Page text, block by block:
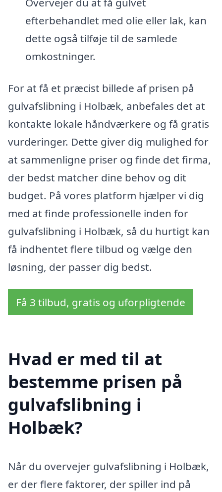
efterbehandlet med olie eller lak, kan
dette også tilføje til de samlede
omkostninger.
For at få et præcist billede af prisen på
gulvafslibning i Holbæk, anbefales det at
kontakte lokale håndværkere og få gratis
vurderinger. Dette giver dig mulighed for
at sammenligne priser og finde det firma,
der bedst matcher dine behov og dit
budget. På vores platform hjælper vi dig
med at finde professionelle inden for
gulvafslibning i Holbæk, så du hurtigt kan
få indhentet flere tilbud og vælge den
løsning, der passer dig bedst.
Få 3 tilbud, gratis og uforpligtende
Hvad er med til at
bestemme prisen på
gulvafslibning i
Holbæk?
Når du overvejer gulvafslibning i Holbæk,
er der flere faktorer, der spiller ind på